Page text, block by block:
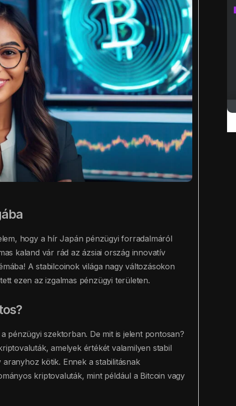
hogy a hír Japán pénzügyi forradalmáról
kaland vár rád az ázsiai ország innovatív
A stabilcoinok világa nagy változásokon
ezen az izgalmas pénzügyi területen.
pénzügyi szektorban. De mit is jelent pontosan?
amelyek értékét valamilyen stabil
kötik. Ennek a stabilitásnak
kriptovaluták, mint például a Bitcoin vagy